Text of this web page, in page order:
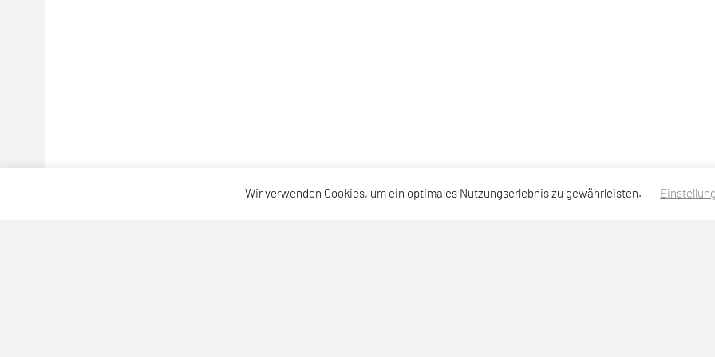
Wir verwenden Cookies, um ein optimales Nutzungserlebnis zu gewährleisten.